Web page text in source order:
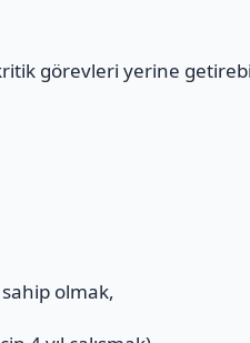
görevleri yerine
sahip olmak,